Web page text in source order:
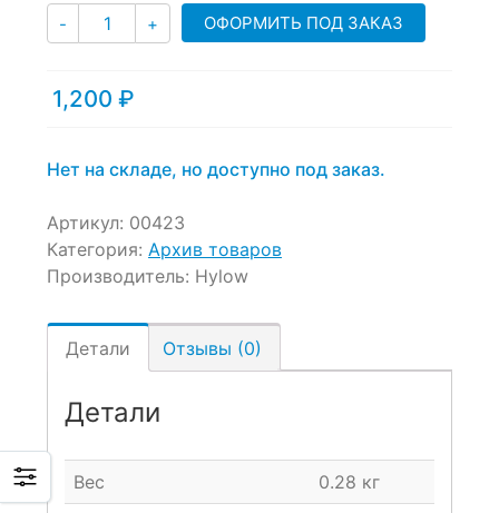
- Количество
+ ОФОРМИТЬ ПОД ЗАКАЗ
1,200 ₽
Нет на складе, но доступно под заказ.
Артикул: 00423
Категория: Архив товаров
Производитель: Hylow
Детали Отзывы (0)
Детали
Вес
0.28 кг